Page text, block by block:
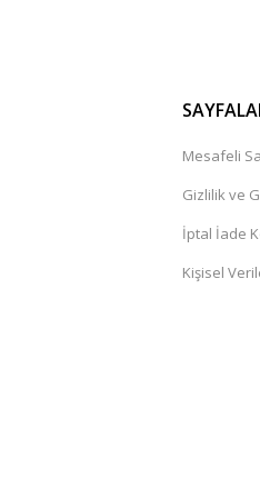
Mesafeli
Gizlilik ve
İptal İade
Kişisel